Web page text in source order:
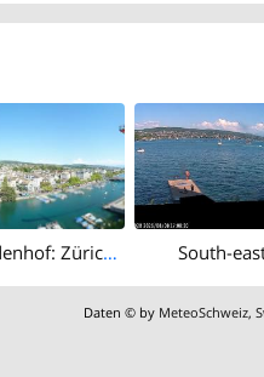
Lindenhof: Zürich Stadthaus South-
Daten © by MeteoSchweiz,